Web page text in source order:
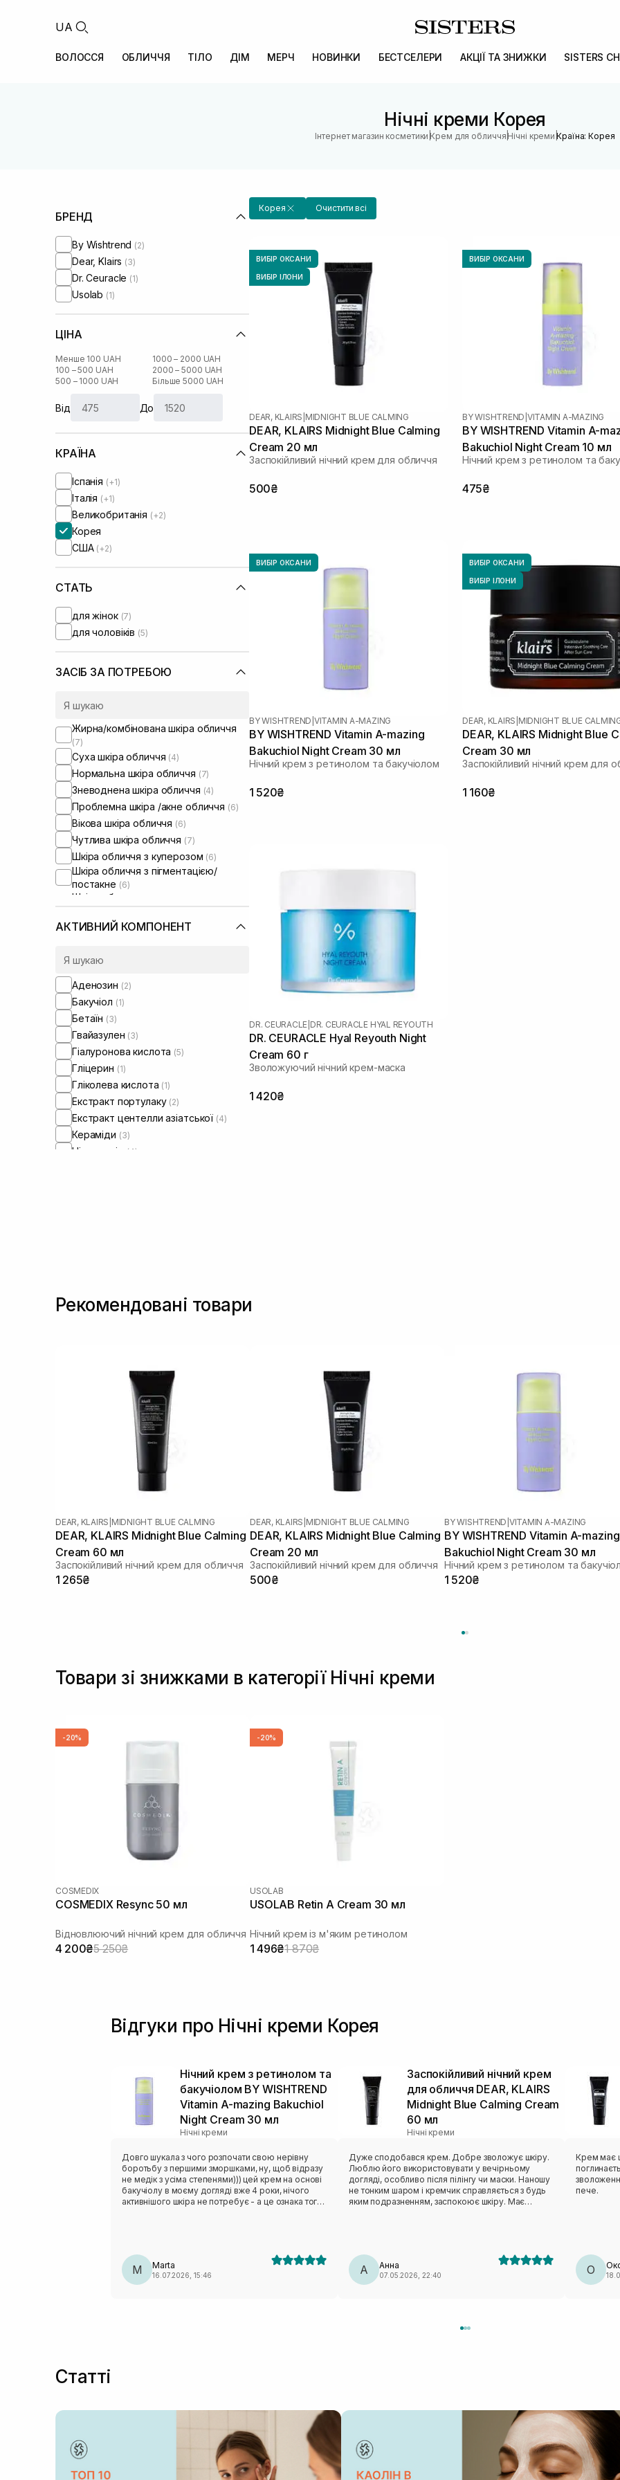
UA
ВОЛОССЯ ОБЛИЧЧЯ ТІЛО ДІМ МЕРЧ НОВИНКИ БЕСТСЕЛЕРИ АКЦІЇ ТА ЗНИЖКИ SISTERS
Нічні креми Корея
Інтернет магазин косметики |Крем для обличчя |Нічні креми |Країна: Корея
БРЕНД
By Wishtrend (2)
Dear, Klairs (3)
Dr. Ceuracle (1)
Usolab (1)
ЦІНА
Менше 100 UAH
100 – 500 UAH
500 – 1000 UAH
1000 – 2000 UAH
2000 – 5000 UAH
Більше 5000 UAH
Від До
КРАЇНА
Іспанія (+1)
Італія (+1)
Великобританія (+2)
Корея
США (+2)
СТАТЬ
для жінок (7)
для чоловіків (5)
ЗАСІБ ЗА ПОТРЕБОЮ
Жирна/комбінована шкіра обличчя
(7)
Суха шкіра обличчя (4)
Нормальна шкіра обличчя (7)
Зневоднена шкіра обличчя (4)
Проблемна шкіра /акне обличчя (6)
Вікова шкіра обличчя (6)
Чутлива шкіра обличчя (7)
Шкіра обличчя з куперозом (6)
Шкіра обличчя з пігментацією/
постакне (6)
Шкіра обличчя з розширеними
порами
Шкіра обличчя з порушеним
мікробіомом
АКТИВНИЙ КОМПОНЕНТ
Аденозин (2)
Бакучіол (1)
Бетаїн (3)
Гвайазулен (3)
Гіалуронова кислота (5)
Гліцерин (1)
Гліколева кислота (1)
Екстракт портулаку (2)
Екстракт центелли азіатської (4)
Кераміди (3)
Ніацинамід (4)
Корея Очистити всі
ВИБІР ОКСАНИ
ВИБІР ІЛОНИ
DEAR, KLAIRS MIDNIGHT BLUE CALMING
DEAR, KLAIRS Midnight Blue Calming
Cream 20 мл
Заспокійливий нічний крем для обличчя
500₴
ВИБІР ОКСАНИ
BY WISHTREND VITAMIN A-MAZING
BY WISHTREND Vitamin A-
Bakuchiol Night Cream 10 мл
Нічний крем з ретинолом та
475₴
ВИБІР ОКСАНИ
BY WISHTREND VITAMIN A-MAZING
BY WISHTREND Vitamin A-mazing
Bakuchiol Night Cream 30 мл
Нічний крем з ретинолом та бакучіолом
1 520₴
ВИБІР ОКСАНИ
ВИБІР ІЛОНИ
DEAR, KLAIRS MIDNIGHT BLUE
DEAR, KLAIRS Midnight Blue
Cream 30 мл
Заспокійливий нічний крем для
1 160₴
DR. CEURACLE DR. CEURACLE HYAL REYOUTH
DR. CEURACLE Hyal Reyouth Night
Cream 60 г
Зволожуючий нічний крем-маска
1 420₴
Рекомендовані товари
DEAR, KLAIRS MIDNIGHT BLUE CALMING
DEAR, KLAIRS Midnight Blue Calming
Cream 60 мл
Заспокійливий нічний крем для обличчя
1 265₴
DEAR, KLAIRS MIDNIGHT BLUE CALMING
DEAR, KLAIRS Midnight Blue Calming
Cream 20 мл
Заспокійливий нічний крем для обличчя
500₴
BY WISHTREND VITAMIN A-MAZING
BY WISHTREND Vitamin A-mazing
Bakuchiol Night Cream 30 мл
Нічний крем з ретинолом та
1 520₴
Товари зі знижками в категорії Нічні креми
-20%
COSMEDIX
COSMEDIX Resync 50 мл
Відновлюючий нічний крем для обличчя
4 200₴5 250₴
-20%
USOLAB
USOLAB Retin A Cream 30 мл
Нічний крем із м'яким ретинолом
1 496₴1 870₴
Відгуки про Нічні креми Корея
Нічний крем з ретинолом та
бакучіолом BY WISHTREND
Vitamin A-mazing Bakuchiol
Night Cream 30 мл
Нічні креми
Довго шукала з чого розпочати свою нерівну
боротьбу з першими зморшками, ну, щоб відразу
не медік з усіма степенями))) цей крем на основі
бакучіолу в моєму догляді вже 4 роки, нічого
активнішого шкіра не потребує - а це ознака того,
M Marta
16.07.2026, 15:46
Заспокійливий нічний крем
для обличчя DEAR, KLAIRS
Midnight Blue Calming Cream
60 мл
Нічні креми
Дуже сподобався крем. Добре зволожує шкіру.
Люблю його використовувати у вечірньому
догляді, особливо після пілінгу чи маски. Наношу
не тонким шаром і кремчик справляється з будь
яким подразненням, заспокоює шкіру. Має
А Анна
07.05.2026, 22:40
Крем має
пече.
О
Статті